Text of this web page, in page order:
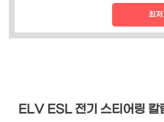
최저
ELV ESL 전기 스티어링 칼